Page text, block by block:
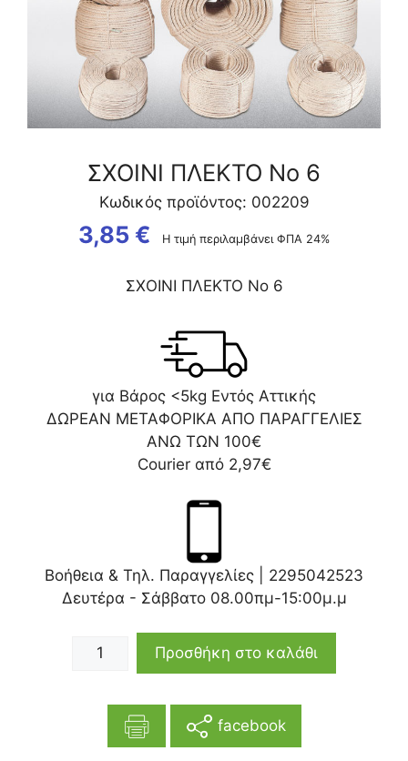
ΣΧΟΙΝΙ ΠΛΕΚΤΟ Νο 6
Κωδικός προϊόντος: 002209
3,85 € Η τιμή περιλαμβάνει ΦΠΑ 24%
ΣΧΟΙΝΙ ΠΛΕΚΤΟ Νο 6
για Βάρος <5kg Εντός Αττικής
ΔΩΡΕΑΝ ΜΕΤΑΦΟΡΙΚΑ ΑΠΟ ΠΑΡΑΓΓΕΛΙΕΣ
ΑΝΩ ΤΩΝ 100€
Courier από 2,97€
Βοήθεια & Τηλ. Παραγγελίες | 2295042523
Δευτέρα - Σάββατο 08.00πμ-15:00μ.μ
Προσθήκη στο καλάθι
facebook